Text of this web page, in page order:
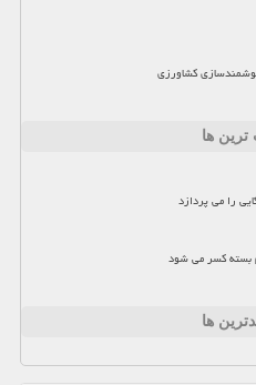
کشاورزی
ها
را می پردازد
بسته کسر می شود
ها